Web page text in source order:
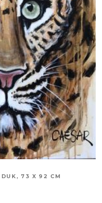
73 X 92 CM